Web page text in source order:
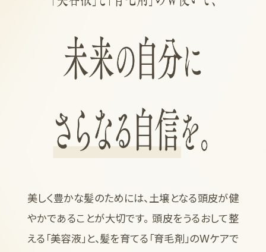
美しく豊かな髪のためには、土壌となる頭皮が健
やかであることが大切です。 頭皮をうるおして整
える「美容液」と、髪を育てる「育毛剤」のWケアで